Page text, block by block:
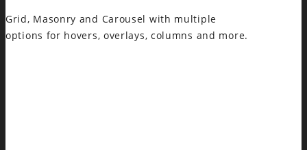
Grid, Masonry and Carousel with multiple
options for hovers, overlays, columns and more.